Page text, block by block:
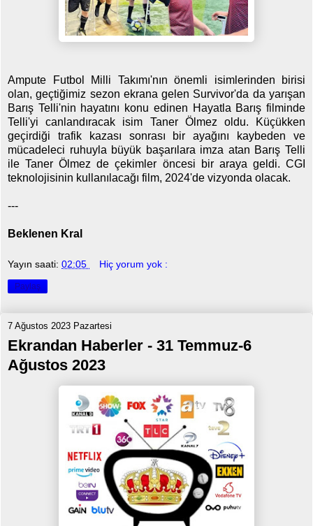
Ampute Futbol Milli Takımı'nın önemli isimlerinden birisi
olan, geçtiğimiz sezon ekrana gelen Survivor'da da yarışan
Barış Telli'nin hayatını konu edinen Hayatla Barış filminde
Telli'yi canlandıracak isim Taner Ölmez oldu. Küçükken
geçirdiği trafik kazası sonrası bir ayağını kaybeden ve
mücadeleci ruhuyla büyük başarılara imza atan Barış Telli
ile Taner Ölmez de çekimler öncesi bir araya geldi. CGI
teknolojisinin kullanılacağı film, 2024'de vizyonda olacak.
---
Beklenen Kral
Yayın saati: 02:05 Hiç yorum yok :
Paylaş
7 Ağustos 2023 Pazartesi
Ekrandan Haberler - 31 Temmuz-6
Ağustos 2023